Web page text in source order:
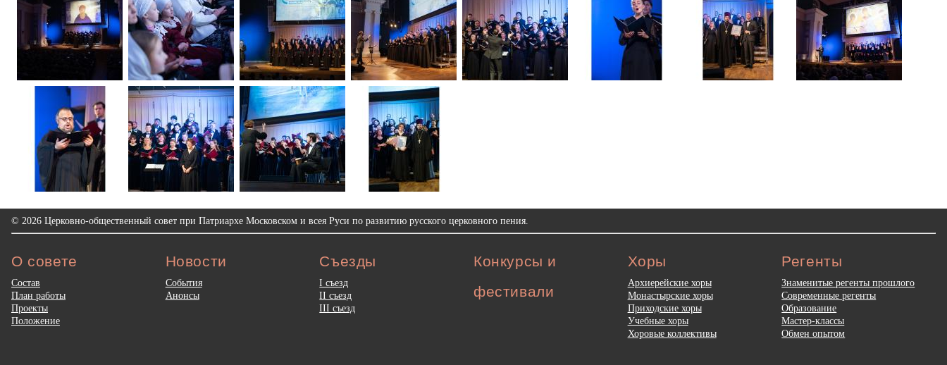
© 2026 Церковно-общественный совет при Патриархе Московском и всея Руси по развитию русского церковного пения.
О совете
Состав
План работы
Проекты
Положение
Новости
События
Анонсы
Съезды
I съезд
II съезд
III съезд
Конкурсы и
фестивали
Хоры
Архиерейские хоры
Монастырские хоры
Приходские хоры
Учебные хоры
Хоровые коллективы
Регенты
Знаменитые регенты прошлого
Современные регенты
Образование
Мастер-классы
Обмен опытом